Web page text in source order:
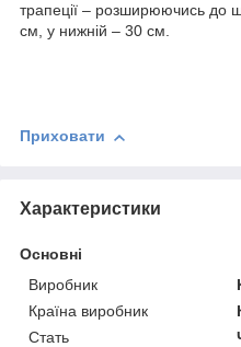
трапеції – розширюючись до
см, у нижній – 30 см.
Приховати
Характеристики
Основні
Виробник
Країна виробник
Стать